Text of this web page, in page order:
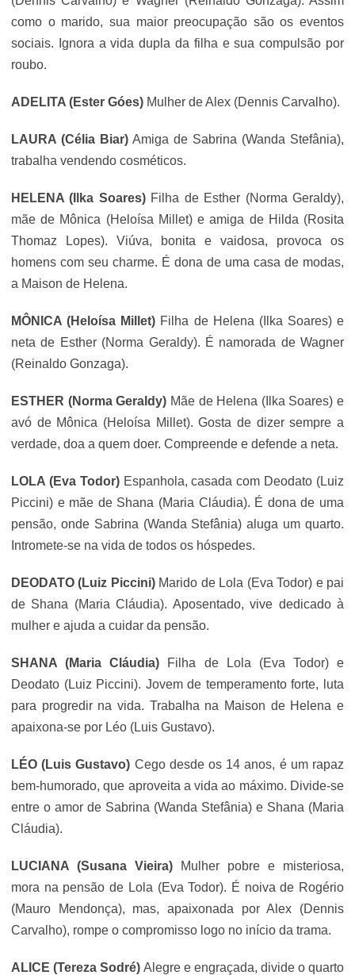
como o marido, sua maior preocupação são os eventos
sociais. Ignora a vida dupla da filha e sua compulsão por
roubo.
ADELITA (Ester Góes) Mulher de Alex (Dennis Carvalho).
LAURA (Célia Biar) Amiga de Sabrina (Wanda Stefânia),
trabalha vendendo cosméticos.
HELENA ( Ilka Soares) Filha de Esther (Norma Geraldy),
mãe de Mônica (Heloísa Millet) e amiga de Hilda (Rosita
Thomaz Lopes). Viúva, bonita e vaidosa, provoca os
homens com seu charme. É dona de uma casa de modas,
a Maison de Helena.
MÔNICA (Heloísa Millet) Filha de Helena (Ilka Soares) e
neta de Esther (Norma Geraldy). É namorada de Wagner
(Reinaldo Gonzaga).
ESTHER (Norma Geraldy) Mãe de Helena (Ilka Soares) e
avó de Mônica (Heloísa Millet). Gosta de dizer sempre a
verdade, doa a quem doer. Compreende e defende a neta.
LOLA (Eva Todor) Espanhola, casada com Deodato (Luiz
Piccini) e mãe de Shana (Maria Cláudia). É dona de uma
pensão, onde Sabrina (Wanda Stefânia) aluga um quarto.
Intromete-se na vida de todos os hóspedes.
DEODATO (Luiz Piccini) Marido de Lola (Eva Todor) e pai
de Shana (Maria Cláudia). Aposentado, vive dedicado à
mulher e ajuda a cuidar da pensão.
SHANA (Maria Cláudia) Filha de Lola (Eva Todor) e
Deodato (Luiz Piccini). Jovem de temperamento forte, luta
para progredir na vida. Trabalha na Maison de Helena e
apaixona-se por Léo (Luis Gustavo).
LÉO (Luis Gustavo) Cego desde os 14 anos, é um rapaz
bem-humorado, que aproveita a vida ao máximo. Divide-se
entre o amor de Sabrina (Wanda Stefânia) e Shana (Maria
Cláudia).
LUCIANA (Susana Vieira)
Mulher pobre e misteriosa,
mora na pensão de Lola (Eva Todor). É noiva de Rogério
(Mauro Mendonça), mas, apaixonada por Alex (Dennis
Carvalho), rompe o compromisso logo no início da trama.
ALICE (Tereza Sodré) Alegre e engraçada, divide o quarto